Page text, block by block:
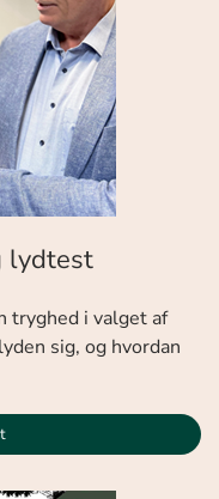
lydtest
tryghed i valget af
sig, og hvordan